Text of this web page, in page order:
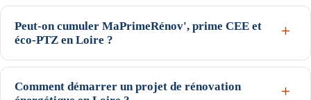
Le département est hors Île-de-France : pour une personne seule, le
profil Bleu (très modestes) va jusqu'à 17 363 € de revenu fiscal de
référence, le Jaune jusqu'à 22 259 € et le Violet jusqu'à 31 185 € ;
au-delà, profil Rose. Les plafonds augmentent avec la taille du foyer
février 2026.
Peut-on cumuler MaPrimeRénov', prime CEE et
éco-PTZ en Loire ?
Oui, ces trois dispositifs nationaux sont cumulables sur un même
projet, sous conditions d'éligibilité : MaPrimeRénov' et la prime CEE
Comment démarrer un projet de rénovation